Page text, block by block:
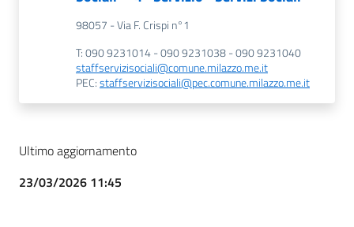
98057 - Via F. Crispi n°1
T: 090 9231014 - 090 9231038 - 090 9231040
staffservizisociali@comune.milazzo.me.it
PEC:staffservizisociali@pec.comune.milazzo.me.it
Ultimo aggiornamento
23/03/2026 11:45